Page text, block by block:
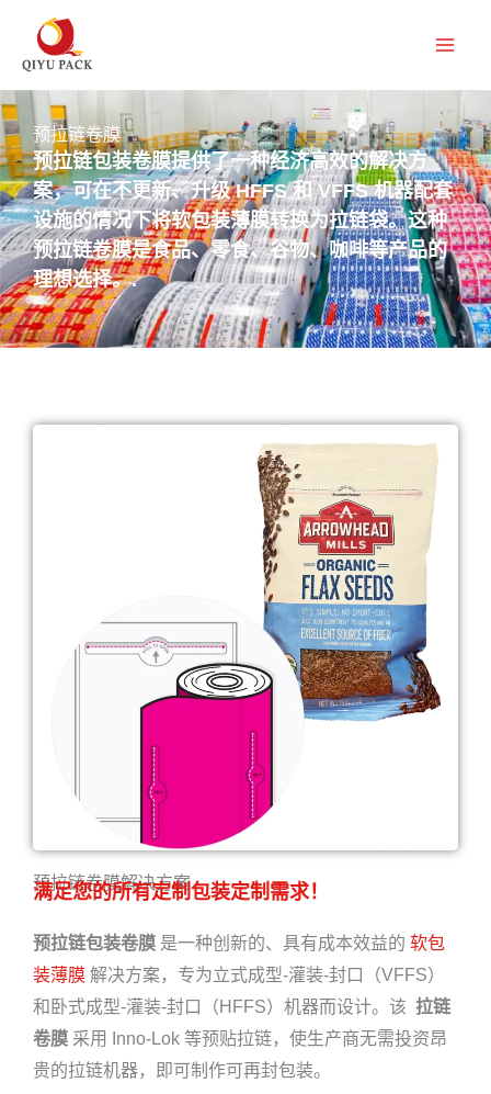
容
预拉链卷膜
预拉链包装卷膜提供了一种经济高效的解决方
案，可在不更新、升级 HFFS 和 VFFS 机器配套
设施的情况下将软包装薄膜转换为拉链袋。这种
预拉链卷膜是食品、零食、谷物、咖啡等产品的
理想选择。.
预拉链卷膜解决方案
满足您的所有定制包装定制需求！
预拉链包装卷膜 是一种创新的、具有成本效益的 软包
装薄膜 解决方案，专为立式成型-灌装-封口（VFFS）
和卧式成型-灌装-封口（HFFS）机器而设计。该 拉链
卷膜 采用 Inno-Lok 等预贴拉链，使生产商无需投资昂
贵的拉链机器，即可制作可再封包装。